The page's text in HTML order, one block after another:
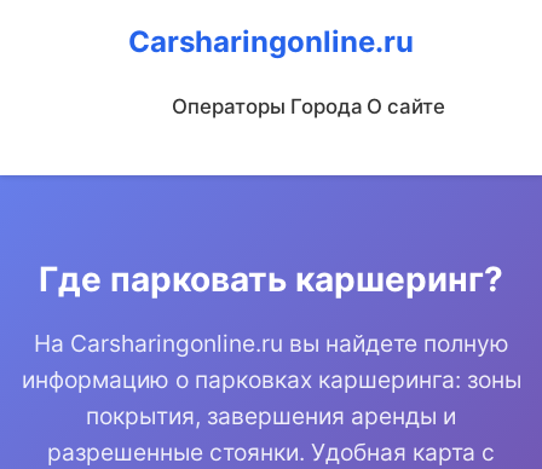
Carsharingonline.ru
Операторы Города О сайте
Где парковать каршеринг?
На Carsharingonline.ru вы найдете полную
информацию о парковках каршеринга: зоны
покрытия, завершения аренды и
разрешенные стоянки. Удобная карта с